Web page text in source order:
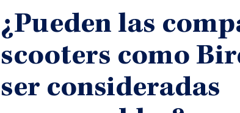
¿Pueden las
scooters como
ser consideradas